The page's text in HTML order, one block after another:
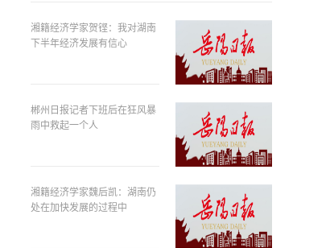
湘籍经济学家贺铿：我对湖南
下半年经济发展有信心
郴州日报记者下班后在狂风暴
雨中救起一个人
湘籍经济学家魏后凯：湖南仍
处在加快发展的过程中